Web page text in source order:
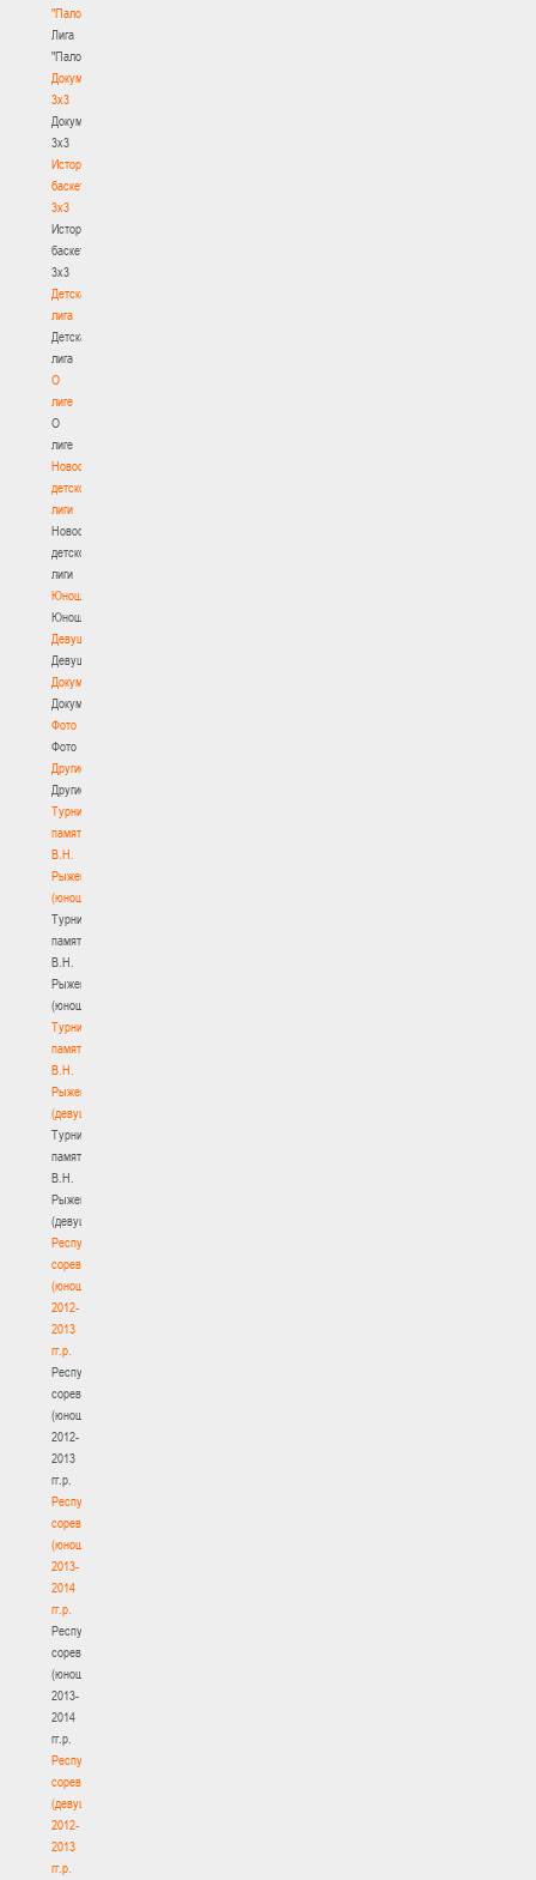
"Палова"
Лига
"Палова"
Документы
3х3
Документы
3х3
История
баскетбола
3х3
История
баскетбола
3х3
Детская
лига
Детская
лига
О
лиге
О
лиге
Новости
детской
лиги
Новости
детской
лиги
Юноши
Юноши
Девушки
Девушки
Документы
Документы
Фото
Фото
Другие
Другие
Турнир
памяти
В.Н.
Рыженкова
(юноши)
Турнир
памяти
В.Н.
Рыженкова
(юноши)
Турнир
памяти
В.Н.
Рыженкова
(девушки)
Турнир
памяти
В.Н.
Рыженкова
(девушки)
Республиканские
соревнования
(юноши)
2012-
2013
гг.р.
Республиканские
соревнования
(юноши)
2012-
2013
гг.р.
Республиканские
соревнования
(юноши)
2013-
2014
гг.р.
Республиканские
соревнования
(юноши)
2013-
2014
гг.р.
Республиканские
соревнования
(девушки)
2012-
2013
гг.р.